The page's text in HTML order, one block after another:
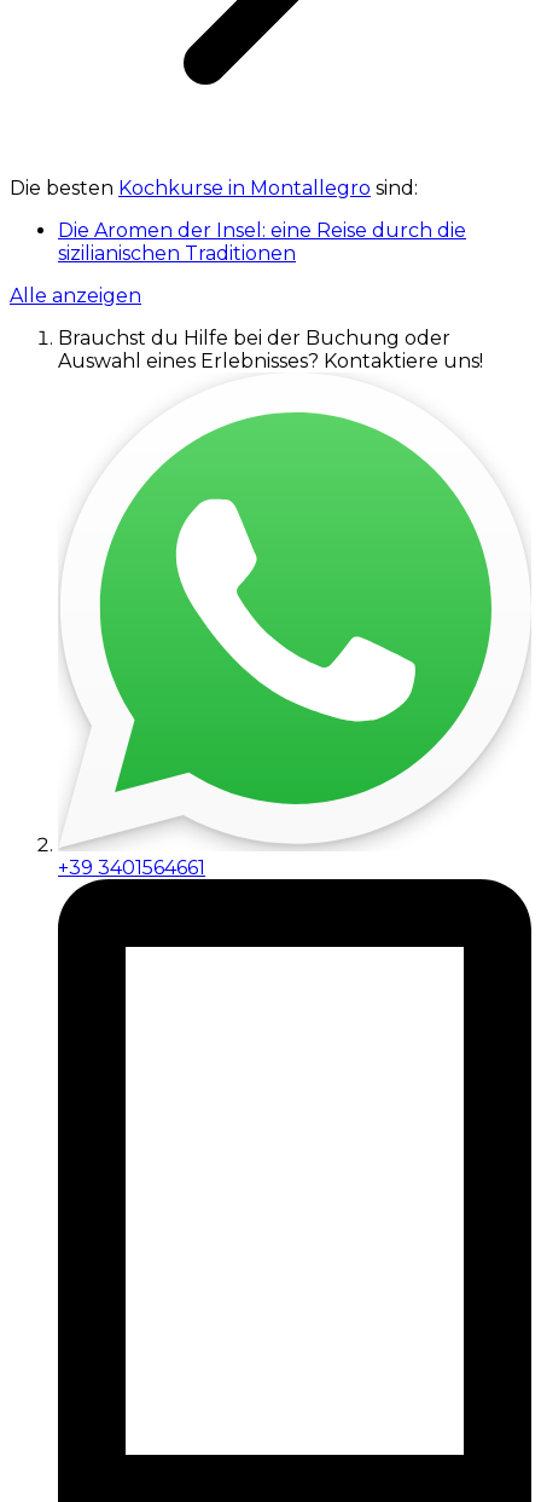
Die besten Kochkurse in Montallegro sind:
Die Aromen der Insel: eine Reise durch die
sizilianischen Traditionen
Alle anzeigen
Brauchst du Hilfe bei der Buchung oder
Auswahl eines Erlebnisses? Kontaktiere uns!
+39 3401564661